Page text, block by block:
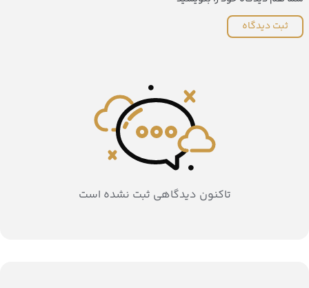
ثبت دیدگاه
تاکنون دیدگاهی ثبت نشده است